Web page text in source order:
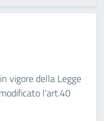
vigore della Legge
l'art.40